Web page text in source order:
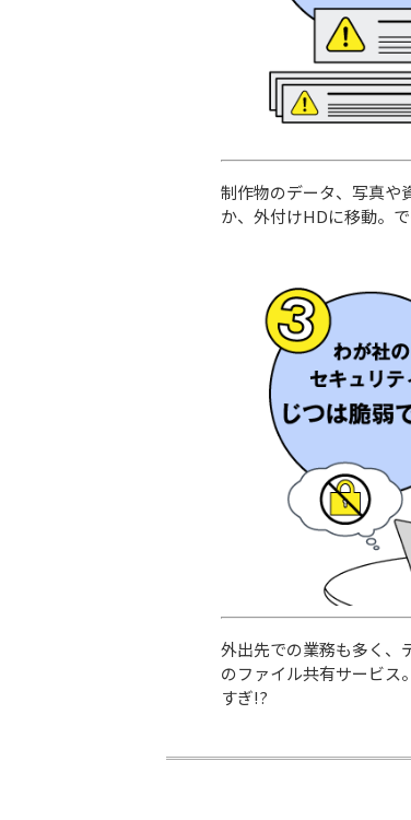
制作物のデータ、写真や
か、外付けHDに移動。
外出先での業務も多く、
のファイル共有サービス
すぎ!?